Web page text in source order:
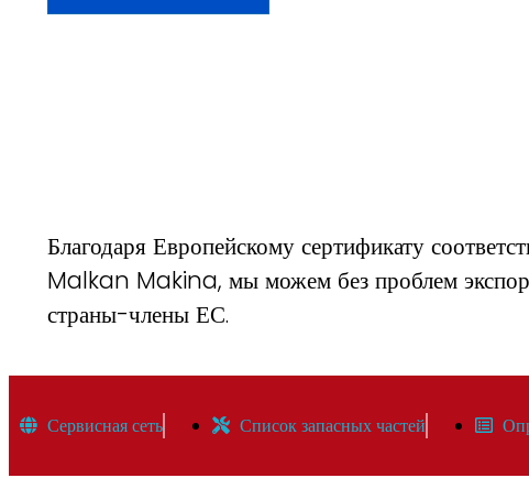
Благодаря Европейскому сертификату
Malkan Makina, мы можем без проблем
страны-члены ЕС.
Сервисная сеть Список запасных частей